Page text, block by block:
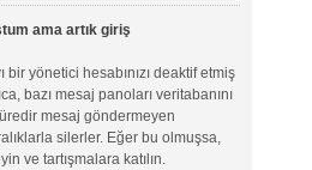
ama artık giriş
bir yönetici hesabınızı deaktif etmiş
bazı mesaj panoları veritabanını
mesaj göndermeyen
silerler. Eğer bu olmuşsa,
ve tartışmalara katılın.